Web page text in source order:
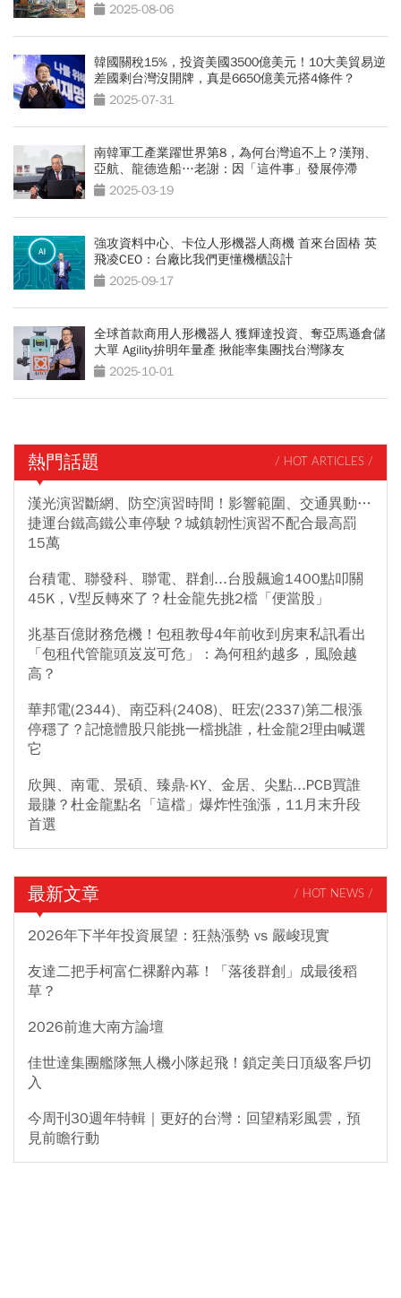
2025-08-06
韓國關稅15%，投資美國3500億美元！10大美貿易逆
差國剩台灣沒開牌，真是6650億美元搭4條件？
2025-07-31
南韓軍工產業躍世界第8，為何台灣追不上？漢翔、
亞航、龍德造船…老謝：因「這件事」發展停滯
2025-03-19
強攻資料中心、卡位人形機器人商機 首來台固樁 英
飛凌CEO：台廠比我們更懂機櫃設計
2025-09-17
全球首款商用人形機器人 獲輝達投資、奪亞馬遜倉儲
大單 Agility拚明年量產 揪能率集團找台灣隊友
2025-10-01
熱門話題 / HOT ARTICLES /
漢光演習斷網、防空演習時間！影響範圍、交通異動…
捷運台鐵高鐵公車停駛？城鎮韌性演習不配合最高罰
15萬
台積電、聯發科、聯電、群創...台股飆逾1400點叩關
45K，V型反轉來了？杜金龍先挑2檔「便當股」
兆基百億財務危機！包租教母4年前收到房東私訊看出
「包租代管龍頭岌岌可危」：為何租約越多，風險越
高？
華邦電(2344)、南亞科(2408)、旺宏(2337)第二根漲
停穩了？記憶體股只能挑一檔挑誰，杜金龍2理由喊選
它
欣興、南電、景碩、臻鼎-KY、金居、尖點...PCB買誰
最賺？杜金龍點名「這檔」爆炸性強漲，11月末升段
首選
最新文章 / HOT NEWS /
2026年下半年投資展望：狂熱漲勢 vs 嚴峻現實
友達二把手柯富仁裸辭內幕！「落後群創」成最後稻
草？
2026前進大南方論壇
佳世達集團艦隊無人機小隊起飛！鎖定美日頂級客戶切
入
今周刊30週年特輯｜更好的台灣：回望精彩風雲，預
見前瞻行動